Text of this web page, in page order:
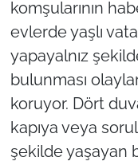
komşularının
evlerde yaşlı
yapayalnız
bulunması
koruyor. Dört
kapıya veya
şekilde yaşayan